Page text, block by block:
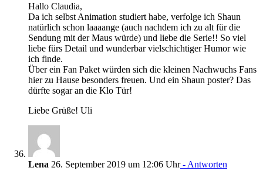
Hallo Claudia,
Da ich selbst Animation studiert habe, verfolge ich Shaun
natürlich schon laaaange (auch nachdem ich zu alt für die
Sendung mit der Maus würde) und liebe die Serie!! So viel
liebe fürs Detail und wunderbar vielschichtiger Humor wie
ich finde.
Über ein Fan Paket würden sich die kleinen Nachwuchs Fans
hier zu Hause besonders freuen. Und ein Shaun poster? Das
dürfte sogar an die Klo Tür!
Liebe Grüße! Uli
Lena 26. September 2019 um 12:06 Uhr- Antworten